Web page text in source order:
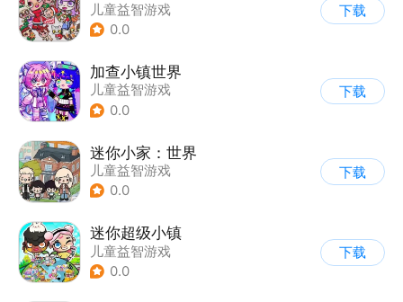
儿童益智游戏
0.0
下载
加查小镇世界
儿童益智游戏
0.0
下载
迷你小家：世界
儿童益智游戏
0.0
下载
迷你超级小镇
儿童益智游戏
0.0
下载